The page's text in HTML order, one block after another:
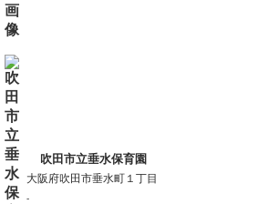
吹田市立垂水保育園
大阪府吹田市垂水町１丁目
-